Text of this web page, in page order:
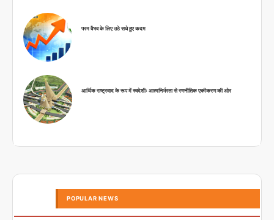
परम वैभव के लिए उठे सधे हुए कदम
आर्थिक राष्ट्रवाद के रूप में स्वदेशीः आत्मनिर्भरता से रणनीतिक एकीकरण की ओर
POPULAR NEWS